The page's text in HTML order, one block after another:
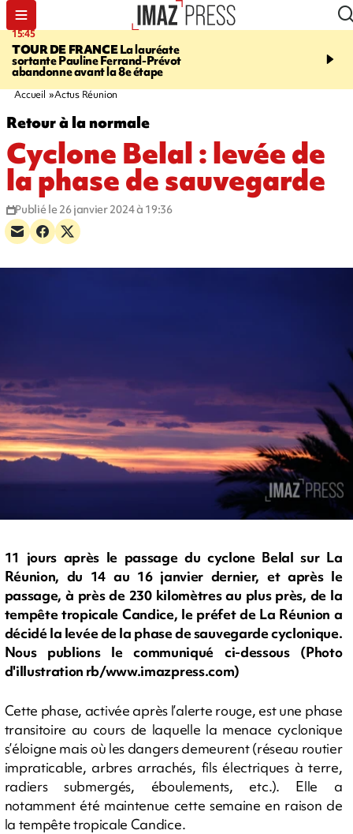
15:45
TOUR DE FRANCELa lauréate
sortante Pauline Ferrand-Prévot
abandonne avant la 8e étape
20:17
routière, concours de
Accueil Actus Réunion
Retour à la normale
Cyclone Belal : levée de
la phase de sauvegarde
Publié le 26 janvier 2024 à 19:36
11 jours après le passage du cyclone Belal sur La
Réunion, du 14 au 16 janvier dernier, et après le
passage, à près de 230 kilomètres au plus près, de la
tempête tropicale Candice, le préfet de La Réunion a
décidé la levée de la phase de sauvegarde cyclonique.
Nous publions le communiqué ci-dessous (Photo
d'illustration rb/www.imazpress.com)
Cette phase, activée après l’alerte rouge, est une phase
transitoire au cours de laquelle la menace cyclonique
s’éloigne mais où les dangers demeurent (réseau routier
impraticable, arbres arrachés, fils électriques à terre,
radiers submergés, éboulements, etc.). Elle a
notamment été maintenue cette semaine en raison de
la tempête tropicale Candice.